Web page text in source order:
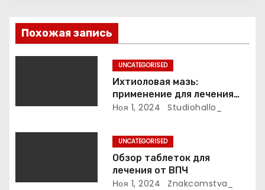
о
з
п
и
я
Похожая запись
UNCATEGORISED
Ихтиоловая мазь:
применение для лечения
фурункулов
Ноя 1, 2024 Studiohallo_
UNCATEGORISED
Обзор таблеток для
лечения от ВПЧ
Ноя 1, 2024 Znakcomstva_